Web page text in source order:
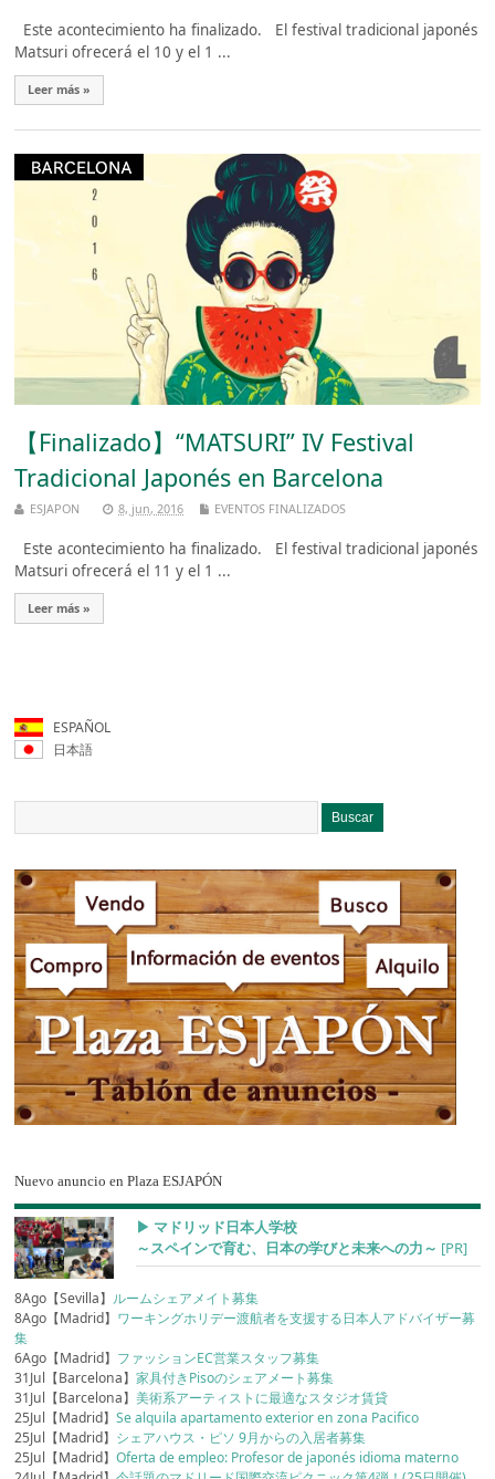
Este acontecimiento ha finalizado. El festival tradicional japonés
Matsuri ofrecerá el 10 y el 1 ...
Leer más »
【Finalizado】“MATSURI” IV Festival
Tradicional Japonés en Barcelona
ESJAPON 8, jun, 2016 EVENTOS FINALIZADOS
Este acontecimiento ha finalizado. El festival tradicional japonés
Matsuri ofrecerá el 11 y el 1 ...
Leer más »
ESPAÑOL
日本語
Nuevo anuncio en Plaza ESJAPÓN
▶︎ マドリッド日本人学校
～スペインで育む、日本の学びと未来への力～ [PR]
8Ago【Sevilla】 ルームシェアメイト募集
8Ago【Madrid】 ワーキングホリデー渡航者を支援する日本人アドバイザー募
集
6Ago【Madrid】 ファッションEC営業スタッフ募集
31Jul【Barcelona】家具付きPisoのシェアメート募集
31Jul【Barcelona】美術系アーティストに最適なスタジオ賃貸
25Jul【Madrid】Se alquila apartamento exterior en zona Pacifico
25Jul【Madrid】 シェアハウス・ピソ 9月からの入居者募集
25Jul【Madrid】Oferta de empleo: Profesor de japonés idioma materno